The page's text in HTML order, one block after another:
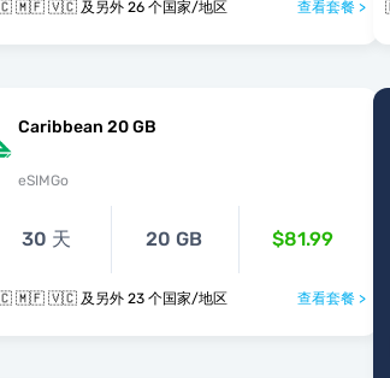
🇱🇨 🇲🇫 🇻🇨 及另外 26 个国家/地区 查看套餐 >
Caribbean 20 GB
eSIMGo
30 天 20 GB $81.99
🇱🇨 🇲🇫 🇻🇨 及另外 23 个国家/地区 查看套餐 >